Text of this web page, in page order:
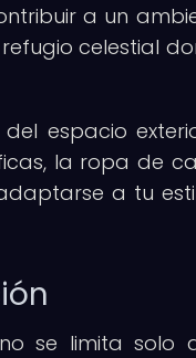
a un
celestial
espacio
la ropa de
a tu
no se limita solo